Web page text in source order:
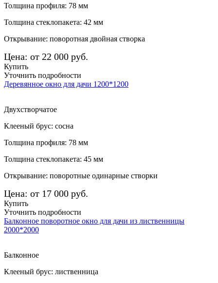
Толщина профиля: 78 мм
Толщина стеклопакета: 42 мм
Открывание: поворотная двойная створка
Цена: от 22 000 руб.
Купить
Уточнить подробности
Деревянное окно для дачи 1200*1200
Двухстворчатое
Клееный брус: сосна
Толщина профиля: 78 мм
Толщина стеклопакета: 45 мм
Открывание: поворотные одинарные створки
Цена: от 17 000 руб.
Купить
Уточнить подробности
Балконное поворотное окно для дачи из лиственницы
2000*2000
Балконное
Клееный брус: лиственница